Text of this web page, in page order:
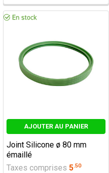
AJOUTER AU PANIER
Joint Silicone ø 80 mm
émaillé
Taxes comprises 5.50